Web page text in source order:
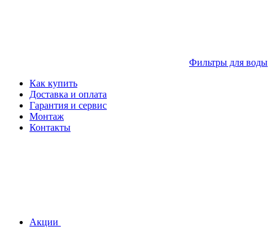
Фильтры для воды
Как купить
Доставка и оплата
Гарантия и сервис
Монтаж
Контакты
Акции